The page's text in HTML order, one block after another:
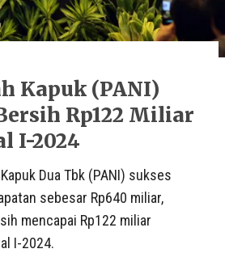
Kapuk (PANI)
Rp122 Miliar
I-2024
Dua Tbk (PANI) sukses
sebesar Rp640 miliar,
mencapai Rp122 miliar
I-2024.